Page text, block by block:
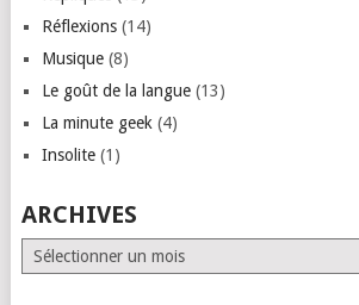
Réflexions(14)
Musique(8)
Le goût de la langue(13)
La minute geek (4)
Insolite(1)
ARCHIVES
Archives